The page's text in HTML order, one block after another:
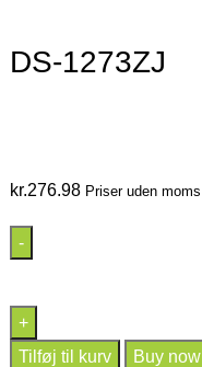
DS-1273ZJ
kr.276.98 Priser uden moms
Tilføj til kurv Buy now